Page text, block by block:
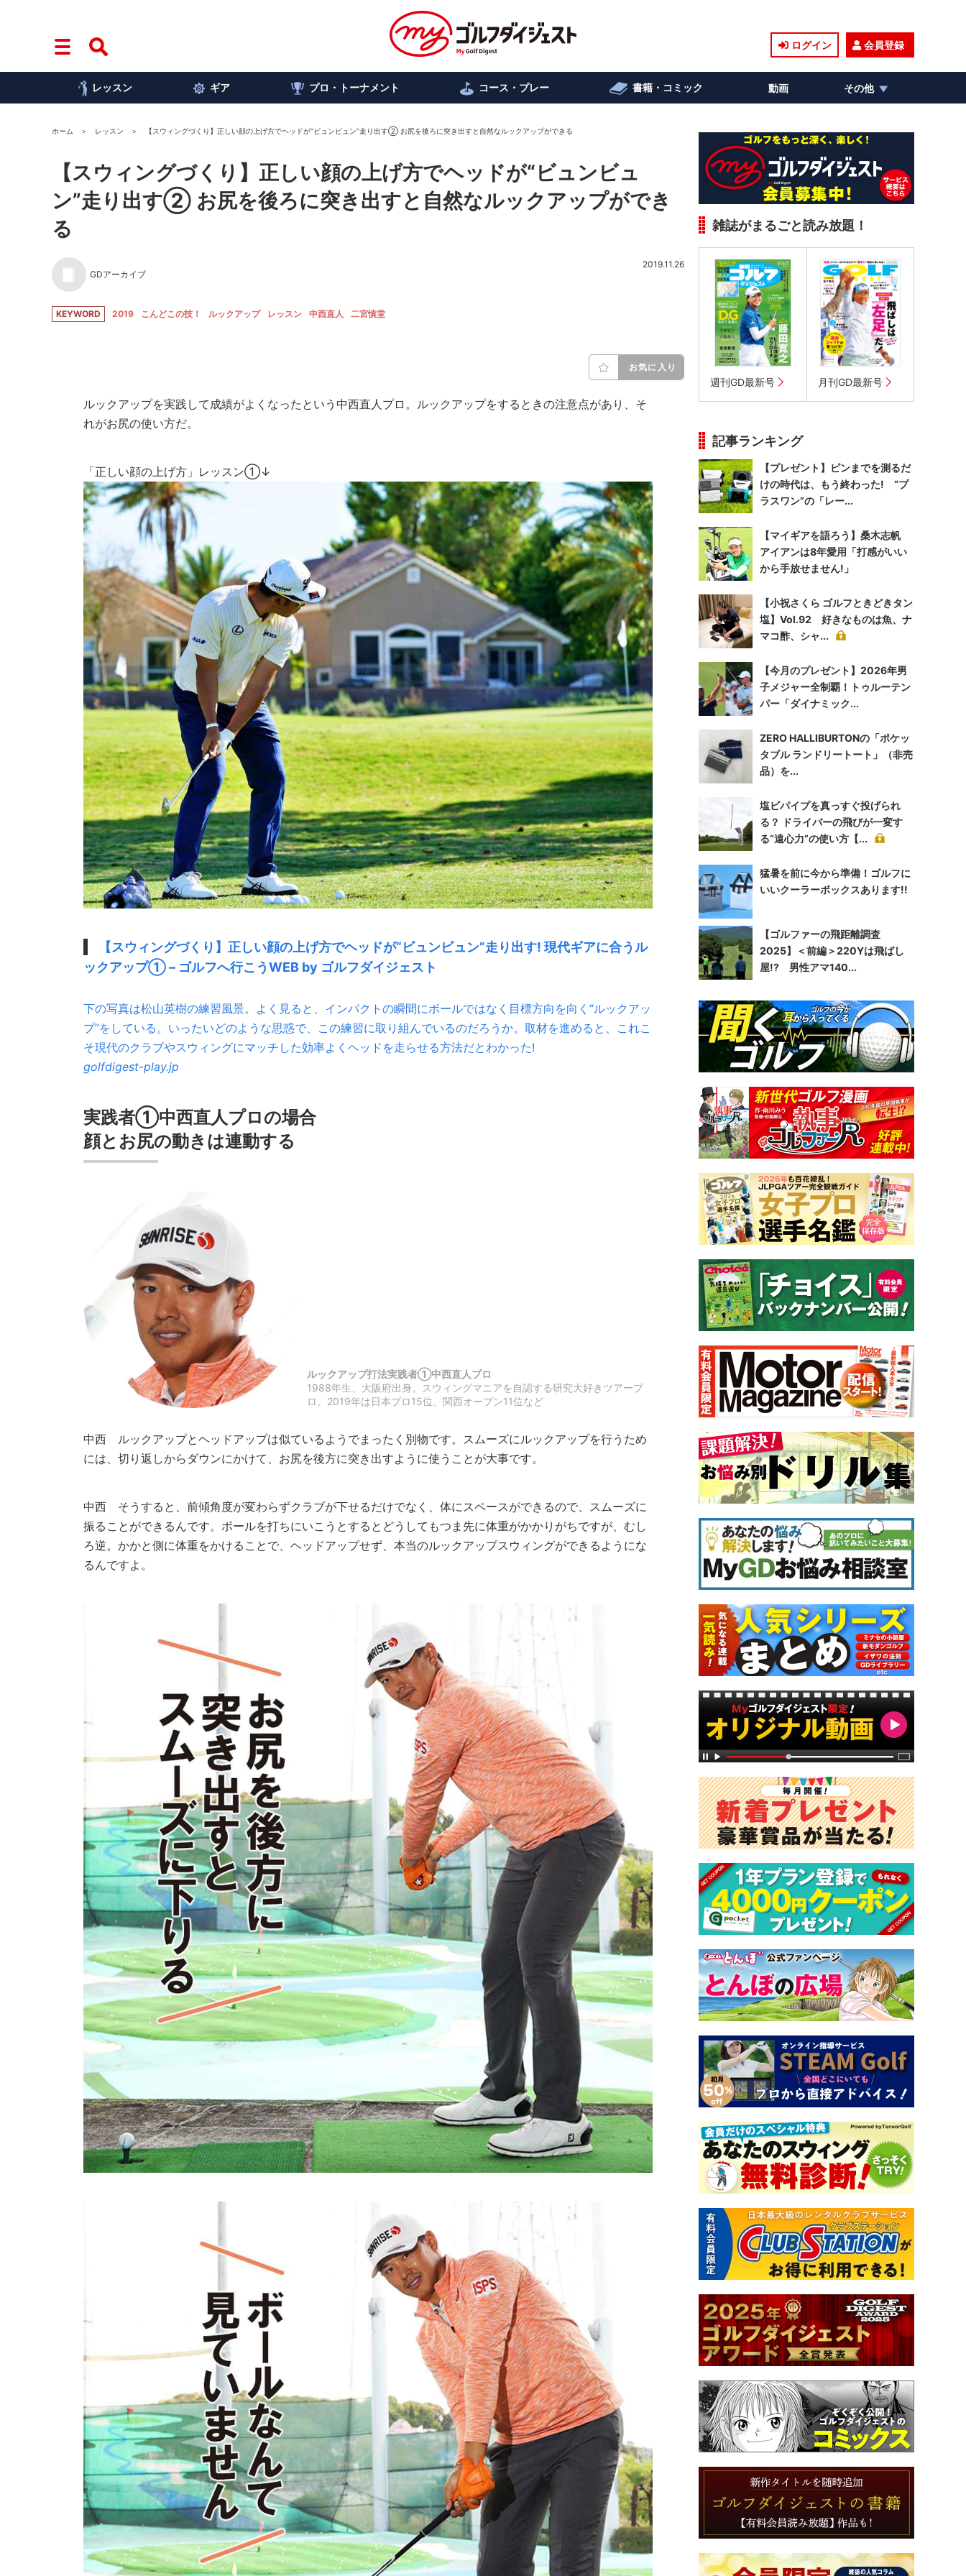
ログイン 会員登録
レッスン ギア プロ・トーナメント コース・プレー 書籍・コミック 動画 その他
ホーム レッスン 【スウィングづくり】正しい顔の上げ方でヘッドが“ビュンビュン”走り出す② お尻を後ろに突き出すと自然なルックアップができる
【スウィングづくり】正しい顔の上げ方でヘッドが“ビュンビュ
ン”走り出す② お尻を後ろに突き出すと自然なルックアップができ
る
GDアーカイブ
2019.11.26
KEYWORD 2019 こんどこの技！ ルックアップ レッスン 中西直人 二宮慎堂
お気に入り
ルックアップを実践して成績がよくなったという中西直人プロ。ルックアップをするときの注意点があり、そ
れがお尻の使い方だ。
「正しい顔の上げ方」レッスン①↓
【スウィングづくり】正しい顔の上げ方でヘッドが“ビュンビュン”走り出す! 現代ギアに合うル
ックアップ① – ゴルフへ行こうWEB by ゴルフダイジェスト
下の写真は松山英樹の練習風景。よく見ると、インパクトの瞬間にボールではなく目標方向を向く“ルックアッ
プ”をしている。いったいどのような思惑で、この練習に取り組んでいるのだろうか。取材を進めると、これこ
そ現代のクラブやスウィングにマッチした効率よくヘッドを走らせる方法だとわかった!
golfdigest-play.jp
実践者①中西直人プロの場合
顔とお尻の動きは連動する
ルックアップ打法実践者①中西直人プロ
1988年生、大阪府出身。スウィングマニアを自認する研究大好きツアープ
ロ。2019年は日本プロ15位、関西オープン11位など
中西 ルックアップとヘッドアップは似ているようでまったく別物です。スムーズにルックアップを行うため
には、切り返しからダウンにかけて、お尻を後方に突き出すように使うことが大事です。
中西 そうすると、前傾角度が変わらずクラブが下せるだけでなく、体にスペースができるので、スムーズに
振ることができるんです。ボールを打ちにいこうとするとどうしてもつま先に体重がかかりがちですが、むし
ろ逆。かかと側に体重をかけることで、ヘッドアップせず、本当のルックアップスウィングができるようにな
るんですよ。
雑誌がまるごと読み放題！
週刊GD最新号 月刊GD最新号
記事ランキング
【プレゼント】ピンまでを測るだ
けの時代は、もう終わった! “プ
ラスワン”の「レー...
【マイギアを語ろう】桑木志帆
アイアンは8年愛用「打感がいい
から手放せません!」
【小祝さくら ゴルフときどきタン
塩】Vol.92 好きなものは魚、ナ
マコ酢、シャ...
【今月のプレゼント】2026年男
子メジャー全制覇！トゥルーテン
パー「ダイナミック...
ZERO HALLIBURTONの「ポケッ
タブル ランドリートート」（非売
品）を...
塩ビパイプを真っすぐ投げられ
る？ ドライバーの飛びが一変す
る“遠心力”の使い方【...
猛暑を前に今から準備！ゴルフに
いいクーラーボックスあります!!
【ゴルファーの飛距離調査
2025】＜前編＞220Yは飛ばし
屋!? 男性アマ140...